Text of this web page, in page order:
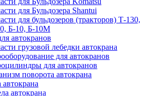
для Бульдозера Shantui
для бульдозеров (тракторов) Т-130,
Б-10, Б-10М
автокранов
грузовой лебедки автокрана
для автокранов
для автокранов
поворота автокрана
автокрана
автокрана